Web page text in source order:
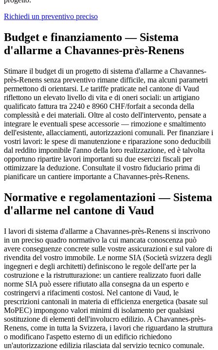
Richiedi un preventivo preciso
Budget e finanziamento — Sistema
d'allarme a Chavannes-près-Renens
Stimare il budget di un progetto di sistema d'allarme a Chavannes-
près-Renens senza preventivo rimane difficile, ma alcuni parametri
permettono di orientarsi. Le tariffe praticate nel cantone di Vaud
riflettono un elevato livello di vita e di oneri sociali: un artigiano
qualificato fattura tra 2240 e 8960 CHF/forfait a seconda della
complessità e dei materiali. Oltre al costo dell'intervento, pensate a
integrare le eventuali spese accessorie — rimozione e smaltimento
dell'esistente, allacciamenti, autorizzazioni comunali. Per finanziare i
vostri lavori: le spese di manutenzione e riparazione sono deducibili
dal reddito imponibile l'anno della loro realizzazione, ed è talvolta
opportuno ripartire lavori importanti su due esercizi fiscali per
ottimizzare la deduzione. Consultate il vostro fiduciario prima di
pianificare un cantiere importante a Chavannes-près-Renens.
Normative e regolamentazioni — Sistema
d'allarme nel cantone di Vaud
I lavori di sistema d'allarme a Chavannes-près-Renens si inscrivono
in un preciso quadro normativo la cui mancata conoscenza può
avere conseguenze concrete sulle vostre assicurazioni e sul valore di
rivendita del vostro immobile. Le norme SIA (Società svizzera degli
ingegneri e degli architetti) definiscono le regole dell'arte per la
costruzione e la ristrutturazione: un cantiere realizzato fuori dalle
norme SIA può essere rifiutato alla consegna da un esperto e
costringervi a rifacimenti costosi. Nel cantone di Vaud, le
prescrizioni cantonali in materia di efficienza energetica (basate sul
MoPEC) impongono valori minimi di isolamento per qualsiasi
sostituzione di elementi dell'involucro edilizio. A Chavannes-près-
Renens, come in tutta la Svizzera, i lavori che riguardano la struttura
o modificano l'aspetto esterno di un edificio richiedono
un'autorizzazione edilizia rilasciata dal servizio tecnico comunale.